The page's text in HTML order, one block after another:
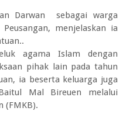
Darwan sebagai warga
menjelaskan ia
agama Islam dengan
pihak lain pada tahun
ia beserta keluarga juga
Mal Bireuen melalui
(FMKB).